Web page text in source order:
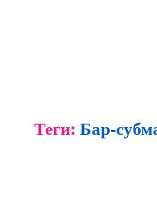
Теги:Бар-